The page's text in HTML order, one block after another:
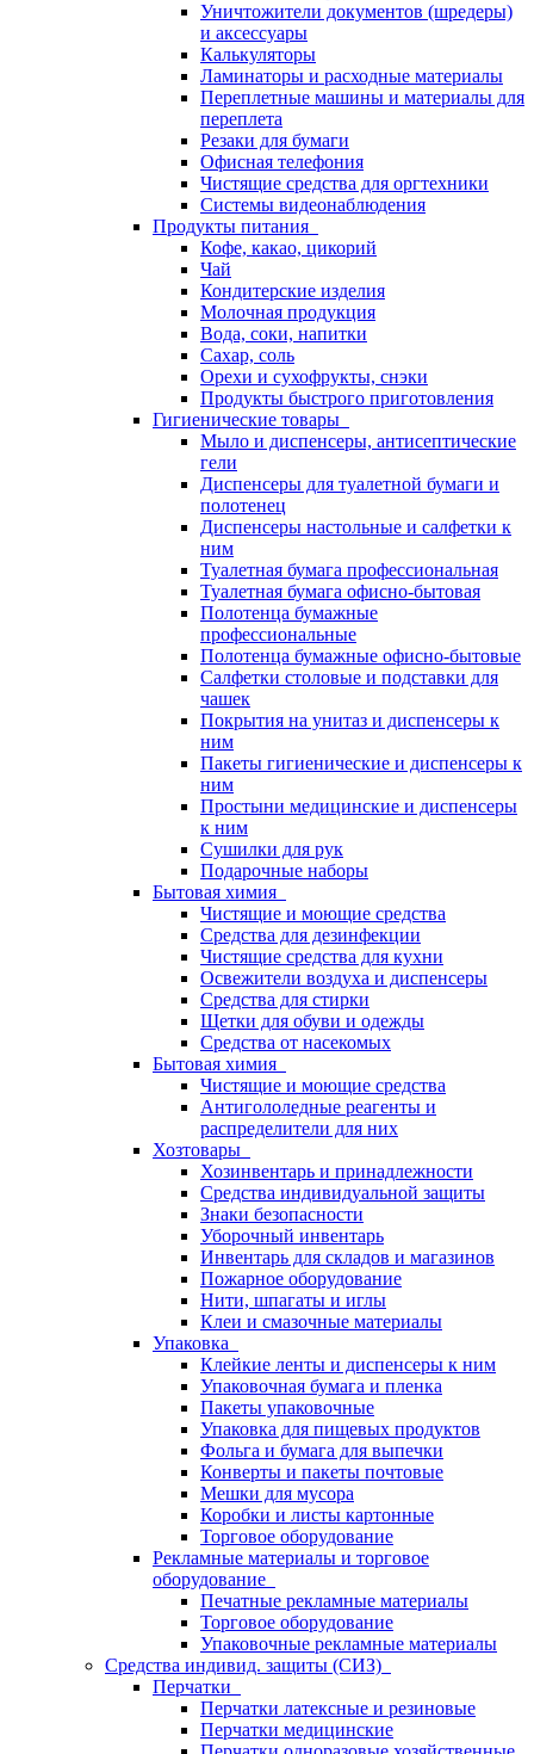
Уничтожители документов (шредеры)
и аксессуары
Калькуляторы
Ламинаторы и расходные материалы
Переплетные машины и материалы для
переплета
Резаки для бумаги
Офисная телефония
Чистящие средства для оргтехники
Системы видеонаблюдения
Продукты питания
Кофе, какао, цикорий
Чай
Кондитерские изделия
Молочная продукция
Вода, соки, напитки
Сахар, соль
Орехи и сухофрукты, снэки
Продукты быстрого приготовления
Гигиенические товары
Мыло и диспенсеры, антисептические
гели
Диспенсеры для туалетной бумаги и
полотенец
Диспенсеры настольные и салфетки к
ним
Туалетная бумага профессиональная
Туалетная бумага офисно-бытовая
Полотенца бумажные
профессиональные
Полотенца бумажные офисно-бытовые
Салфетки столовые и подставки для
чашек
Покрытия на унитаз и диспенсеры к
ним
Пакеты гигиенические и диспенсеры к
ним
Простыни медицинские и диспенсеры
к ним
Сушилки для рук
Подарочные наборы
Бытовая химия
Чистящие и моющие средства
Средства для дезинфекции
Чистящие средства для кухни
Освежители воздуха и диспенсеры
Средства для стирки
Щетки для обуви и одежды
Средства от насекомых
Бытовая химия
Чистящие и моющие средства
Антигололедные реагенты и
распределители для них
Хозтовары
Хозинвентарь и принадлежности
Средства индивидуальной защиты
Знаки безопасности
Уборочный инвентарь
Инвентарь для складов и магазинов
Пожарное оборудование
Нити, шпагаты и иглы
Клеи и смазочные материалы
Упаковка
Клейкие ленты и диспенсеры к ним
Упаковочная бумага и пленка
Пакеты упаковочные
Упаковка для пищевых продуктов
Фольга и бумага для выпечки
Конверты и пакеты почтовые
Мешки для мусора
Коробки и листы картонные
Торговое оборудование
Рекламные материалы и торговое
оборудование
Печатные рекламные материалы
Торговое оборудование
Упаковочные рекламные материалы
Средства индивид. защиты (СИЗ)
Перчатки
Перчатки латексные и резиновые
Перчатки медицинские